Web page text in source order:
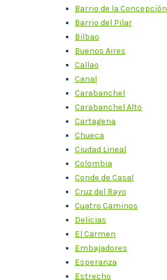
Barrio de la Concepción
Barrio del Pilar
Bilbao
Buenos Aires
Callao
Canal
Carabanchel
Carabanchel Alto
Cartagena
Chueca
Ciudad Lineal
Colombia
Conde de Casal
Cruz del Rayo
Cuatro Caminos
Delicias
El Carmen
Embajadores
Esperanza
Estrecho